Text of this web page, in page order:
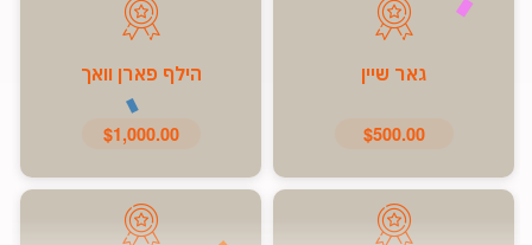
גאר שיין
$500.00
הילף פארן וואך
$1,000.00